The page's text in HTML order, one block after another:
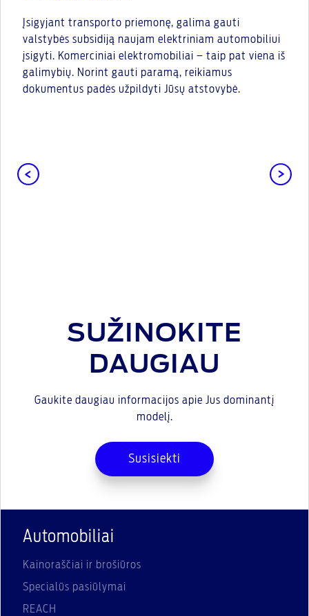
Įsigyjant transporto priemonę, galima gauti
valstybės subsidiją naujam elektriniam automobiliui
įsigyti. Komerciniai elektromobiliai – taip pat viena iš
galimybių. Norint gauti paramą, reikiamus
dokumentus padės užpildyti Jūsų atstovybė.
SUŽINOKITE
DAUGIAU
Gaukite daugiau informacijos apie Jus dominantį
modelį.
Susisiekti
Automobiliai
Kainoraščiai ir brošiūros
Specialūs pasiūlymai
REACH